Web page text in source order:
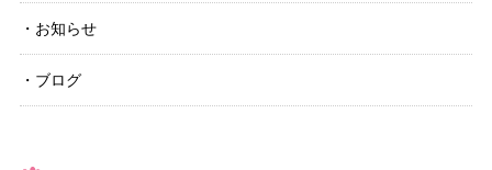
お知らせ
ブログ